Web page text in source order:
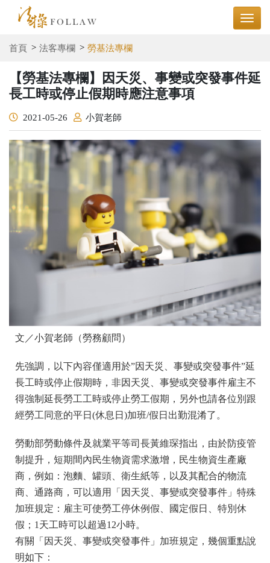
首頁 法客專欄 勞基法專欄
【勞基法專欄】因天災、事變或突發事件延
長工時或停止假期時應注意事項
2021-05-26 小賀老師
文／小賀老師（勞務顧問）
先強調，以下內容僅適用於”因天災、事變或突發事件”延
長工時或停止假期時，非因天災、事變或突發事件雇主不
得強制延長勞工工時或停止勞工假期，另外也請各位別跟
經勞工同意的平日(休息日)加班/假日出勤混淆了。
勞動部勞動條件及就業平等司長黃維琛指出，由於防疫管
制提升，短期間內民生物資需求激增，民生物資生產廠
商，例如：泡麵、罐頭、衛生紙等，以及其配合的物流
商、通路商，可以適用「因天災、事變或突發事件」特殊
加班規定：雇主可使勞工停休例假、國定假日、特別休
假；1天工時可以超過12小時。
有關「因天災、事變或突發事件」加班規定，幾個重點說
明如下：